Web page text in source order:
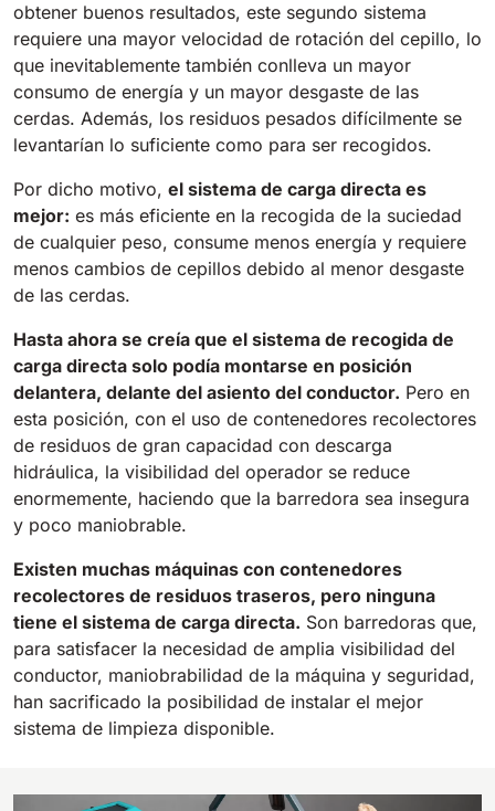
E85
810 mm 6075 m²/h
E100
E110-D
1100 mm 8800 m²/h
E110-R
1100 mm 8800 m²/h
obtener buenos resultados, este segundo sistema
requiere una mayor velocidad de rotación del cepillo, lo
que inevitablemente también conlleva un mayor
consumo de energía y un mayor desgaste de las
cerdas. Además, los residuos pesados difícilmente se
levantarían lo suficiente como para ser recogidos.
Por dicho motivo, el sistema de carga directa es
mejor: es más eficiente en la recogida de la suciedad
de cualquier peso, consume menos energía y requiere
menos cambios de cepillos debido al menor desgaste
de las cerdas.
Hasta ahora se creía que el sistema de recogida de
carga directa solo podía montarse en posición
delantera, delante del asiento del conductor. Pero en
esta posición, con el uso de contenedores recolectores
de residuos de gran capacidad con descarga
hidráulica, la visibilidad del operador se reduce
enormemente, haciendo que la barredora sea insegura
y poco maniobrable.
Existen muchas máquinas con contenedores
recolectores de residuos traseros, pero ninguna
tiene el sistema de carga directa. Son barredoras que,
para satisfacer la necesidad de amplia visibilidad del
conductor, maniobrabilidad de la máquina y seguridad,
han sacrificado la posibilidad de instalar el mejor
sistema de limpieza disponible.